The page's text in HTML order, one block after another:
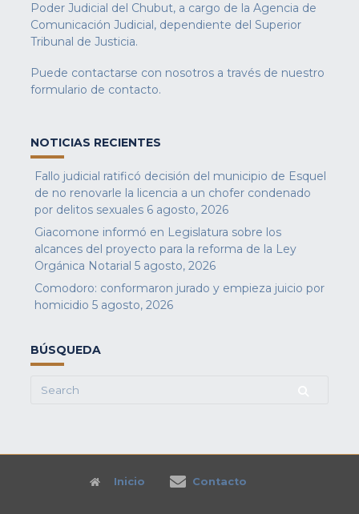
Poder Judicial del Chubut, a cargo de la Agencia de
Comunicación Judicial, dependiente del Superior
Tribunal de Justicia.
Puede contactarse con nosotros a través de nuestro
formulario de contacto.
NOTICIAS RECIENTES
Fallo judicial ratificó decisión del municipio de Esquel
de no renovarle la licencia a un chofer condenado
por delitos sexuales 6 agosto, 2026
Giacomone informó en Legislatura sobre los
alcances del proyecto para la reforma de la Ley
Orgánica Notarial 5 agosto, 2026
Comodoro: conformaron jurado y empieza juicio por
homicidio 5 agosto, 2026
BÚSQUEDA
Search
Inicio Contacto